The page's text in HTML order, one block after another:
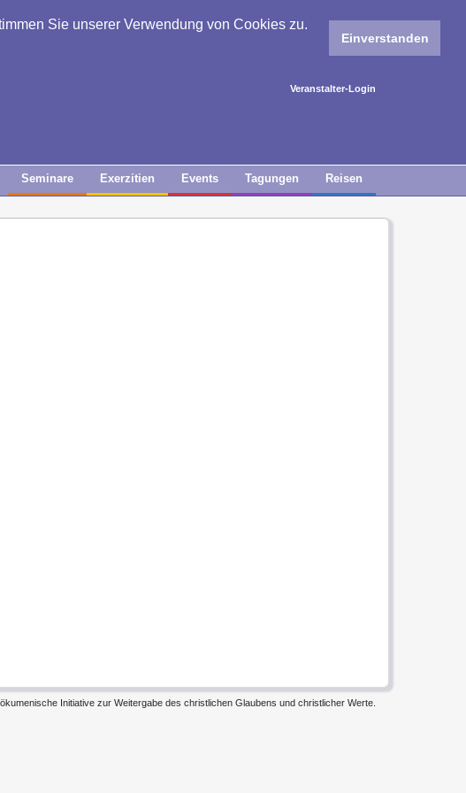
Sie unserer Verwendung von Cookies zu.
Einverstanden
Veranstalter-Login
Seminare Exerzitien Events Tagungen Reisen
Initiative zur Weitergabe des christlichen Glaubens und christlicher Werte.